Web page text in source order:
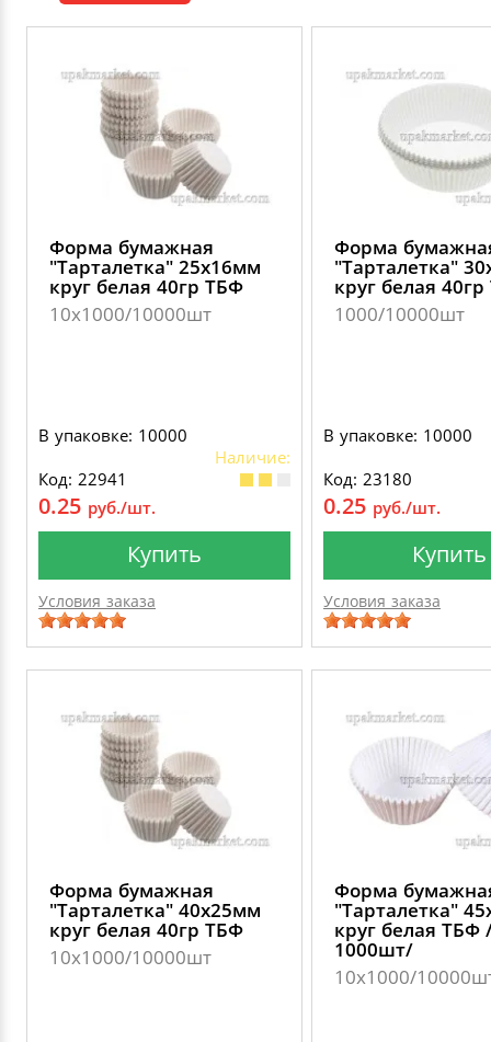
ПАКЕТЫ ПОЛИПРОПИЛЕНОВЫЕ
ПАКЕТЫ С ПЕТЛЕВЫМИ РУЧКАМИ
ПАКЕТЫ С ВЫРУБНЫМИ РУЧКАМИ
ПЛАСТИКОВЫЕ И БУМАЖНЫЕ ПАКЕТЫ
ДЕКОРАТИВНЫЕ УКРАШЕНИЯ
УПАКОВКА ДЛЯ ТОРТОВ
УПАКОВКА ДЛЯ ЯИЦ
ВАТНО-БУМАЖНАЯ ПРОДУКЦИЯ
САЛФЕТКИ, ПОЛОТЕНЦА
САЛФЕТКИ ВЛАЖНЫЕ
ИЗОЛЕНТЫ
КРЕППИРОВАННЫЕ ЛЕНТЫ
СКЛАДСКАЯ УПАКОВКА
СТИРАЛЬНЫЕ ПОРОШКИ
КОНДИЦИОНЕРЫ ДЛЯ БЕЛЬЯ
СРЕДСТВА ДЛЯ УБОРКИ И ЧИСТКИ
НИКА
АВТОХИМИЯ
Форма бумажная
"Тарталетка" 25х16мм
круг белая 40гр ТБФ
10х1000/10000шт
В упаковке: 10000
Наличие:
Код: 22941
0.25 руб./шт.
Купить
Условия заказа
Форма
"Тарталетка"
круг белая
1000/10000шт
В упаковке: 10000
Код: 23180
0.25 руб./шт.
Купить
Условия заказа
Форма бумажная
"Тарталетка" 40х25мм
круг белая 40гр ТБФ
10х1000/10000шт
Форма
"Тарталетка"
круг белая ТБФ
1000шт/
10х1000/